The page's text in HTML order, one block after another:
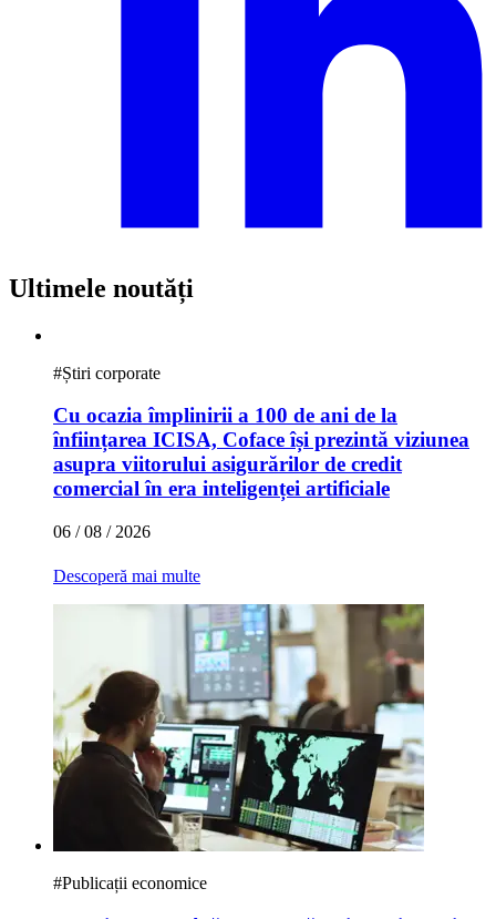
Ultimele noutăți
#Știri corporate
Cu ocazia împlinirii a 100 de ani de la
înființarea ICISA, Coface își prezintă viziunea
asupra viitorului asigurărilor de credit
comercial în era inteligenței artificiale
06 / 08 / 2026
Descoperă mai multe
#Publicații economice